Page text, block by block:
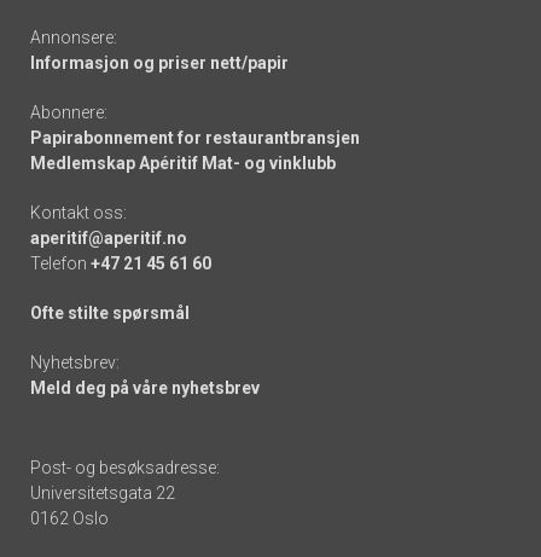
Annonsere:
Informasjon og priser nett/papir
Abonnere:
Papirabonnement for restaurantbransjen
Medlemskap Apéritif Mat- og vinklubb
Kontakt oss:
aperitif@aperitif.no
Telefon +47 21 45 61 60
Ofte stilte spørsmål
Nyhetsbrev:
Meld deg på våre nyhetsbrev
Post- og besøksadresse:
Universitetsgata 22
0162 Oslo